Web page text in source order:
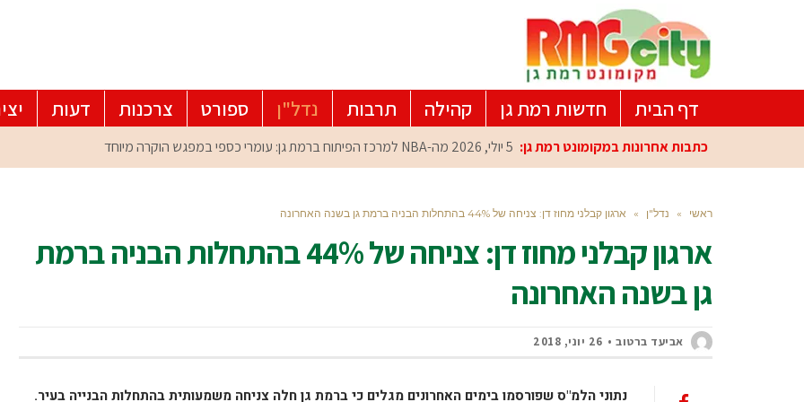
דף הבית חדשות רמת גן קהילה תרבות נדל"ן ספורט צרכנות דעות
כתבות אחרונות במקומונט רמת גן: 5 יולי, 2026 מה-NBA למרכז הפיתוח ברמת גן: עומרי כספי במפגש הוקרה מיוחד
ראשי » נדל"ן » ארגון קבלני מחוז דן: צניחה של 44% בהתחלות הבניה ברמת גן בשנה האחרונה
ארגון קבלני מחוז דן: צניחה של 44% בהתחלות הבניה ברמת
גן בשנה האחרונה
אביעד ברטוב 26 יוני, 2018
נתוני הלמ"ס שפורסמו בימים האחרונים מגלים כי ברמת גן חלה צניחה משמעותית בהתחלות הבנייה בעיר.